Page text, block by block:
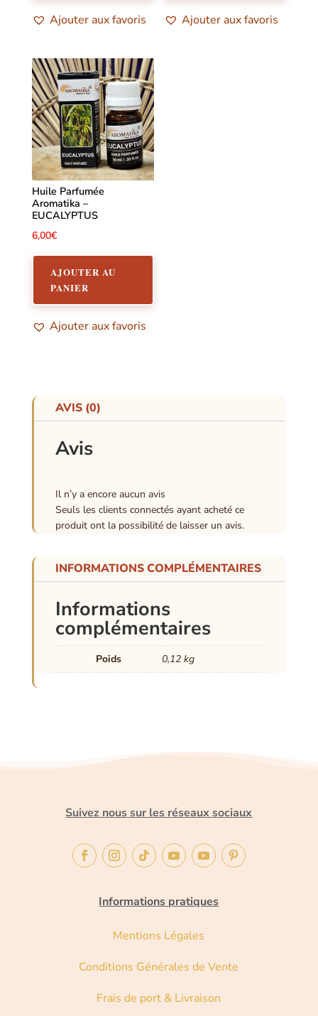
Ajouter aux favoris Ajouter aux favoris
Huile Parfumée
Aromatika –
EUCALYPTUS
6,00€
AJOUTER AU
PANIER
Ajouter aux favoris
AVIS (0)
Avis
Il n’y a encore aucun avis
Seuls les clients connectés ayant acheté ce
produit ont la possibilité de laisser un avis.
INFORMATIONS COMPLÉMENTAIRES
Informations
complémentaires
Poids 0,12 kg
Suivez nous sur les réseaux sociaux
Informations pratiques
Mentions Légales
Conditions Générales de Vente
Frais de port & Livraison